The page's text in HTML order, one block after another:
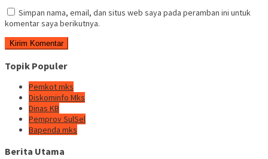
Simpan nama, email, dan situs web saya pada peramban ini untuk
komentar saya berikutnya.
Topik Populer
Pemkot mks
Diskominfo Mks
Dinas KB
Pemprov SulSel
Bapenda mks
Berita Utama